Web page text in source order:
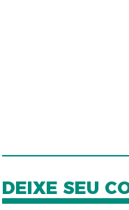
DEIXE SEU